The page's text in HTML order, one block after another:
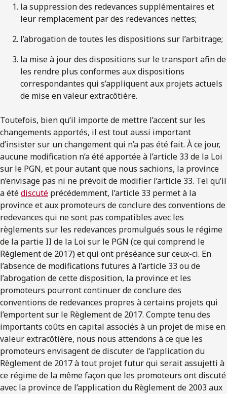
la suppression des redevances supplémentaires et
leur remplacement par des redevances nettes;
l’abrogation de toutes les dispositions sur l’arbitrage;
la mise à jour des dispositions sur le transport afin de
les rendre plus conformes aux dispositions
correspondantes qui s’appliquent aux projets actuels
de mise en valeur extracôtière.
Toutefois, bien qu’il importe de mettre l’accent sur les
changements apportés, il est tout aussi important
d’insister sur un changement qui n’a pas été fait. À ce jour,
aucune modification n’a été apportée à l’article 33 de la Loi
sur le PGN, et pour autant que nous sachions, la province
n’envisage pas ni ne prévoit de modifier l’article 33. Tel qu’il
a étédiscuté précédemment, l’article 33 permet à la
province et aux promoteurs de conclure des conventions de
redevances qui ne sont pas compatibles avec les
règlements sur les redevances promulgués sous le régime
de la partie II de la Loi sur le PGN (ce qui comprend le
Règlement de 2017) et qui ont préséance sur ceux-ci. En
l’absence de modifications futures à l’article 33 ou de
l’abrogation de cette disposition, la province et les
promoteurs pourront continuer de conclure des
conventions de redevances propres à certains projets qui
l’emportent sur le Règlement de 2017. Compte tenu des
importants coûts en capital associés à un projet de mise en
valeur extracôtière, nous nous attendons à ce que les
promoteurs envisagent de discuter de l’application du
Règlement de 2017 à tout projet futur qui serait assujetti à
ce régime de la même façon que les promoteurs ont discuté
avec la province de l’application du Règlement de 2003 aux